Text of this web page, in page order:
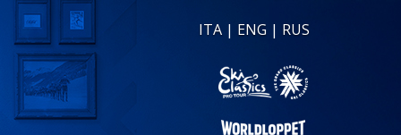
ITA | ENG | RUS